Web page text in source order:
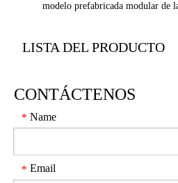
modelo prefabricada modular de
LISTA DEL PRODUCTO
CONTÁCTENOS
* Name
* Email